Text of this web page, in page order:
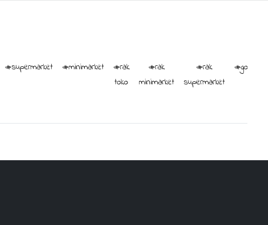
#supermarket #minimarket
#rak
toko
#rak
minimarket
#rak
supermarket
#gondola